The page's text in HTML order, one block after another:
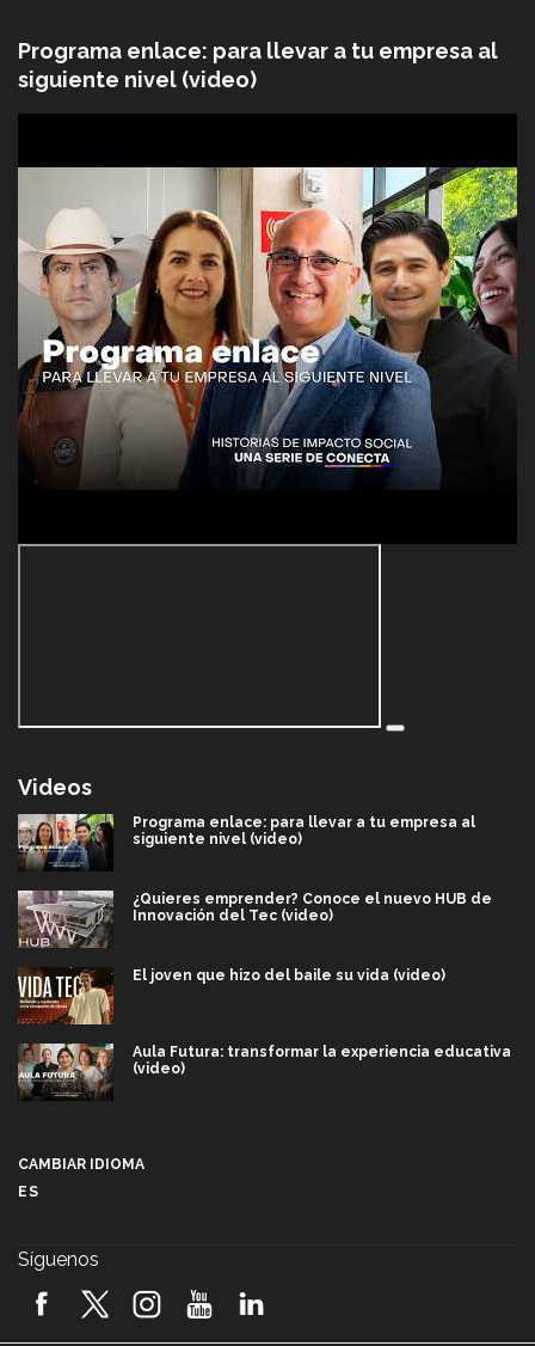
Programa enlace: para llevar a tu empresa al
siguiente nivel (video)
Videos
Programa enlace: para llevar a tu empresa al
siguiente nivel (video)
¿Quieres emprender? Conoce el nuevo HUB de
Innovación del Tec (video)
El joven que hizo del baile su vida (video)
Aula Futura: transformar la experiencia educativa
(video)
2026! (video)
CAMBIAR IDIOMA
ES
Síguenos